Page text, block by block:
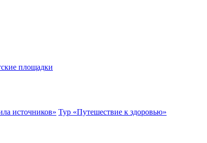
площадки
источников» Тур «Путешествие к здоровью»